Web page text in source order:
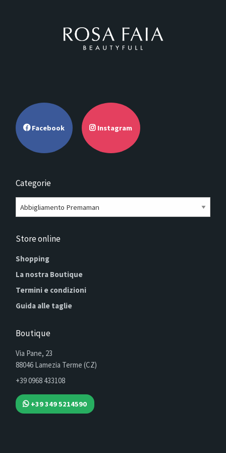
Facebook Instagram
Categorie
Store online
Shopping
La nostra Boutique
Termini e condizioni
Guida alle taglie
Boutique
Via Pane, 23
88046 Lamezia Terme (CZ)
+39 0968 433108
+39 349 5214590